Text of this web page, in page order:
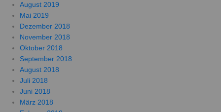
August 2019
Mai 2019
Dezember 2018
November 2018
Oktober 2018
September 2018
August 2018
Juli 2018
Juni 2018
März 2018